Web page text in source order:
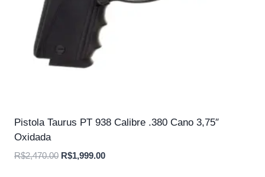
Pistola Taurus PT 938 Calibre .380 Cano 3,75″
Oxidada
R$2,470.00 O
R$1,999.00O